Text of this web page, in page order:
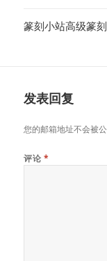
篆刻小站高级篆
发表回复
您的邮箱地址不会被公
评论 *